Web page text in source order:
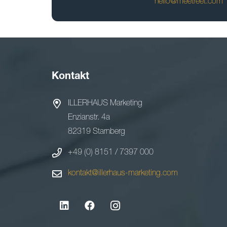
hello@meetreet.com
Kontakt
ILLERHAUS Marketing
Enzianstr. 4a
82319 Starnberg
+49 (0) 8151 / 7397 000
kontakt@illerhaus-marketing.com